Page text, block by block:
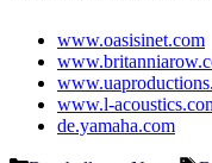
www.oasisinet.com
www.l-
de.yamaha.com